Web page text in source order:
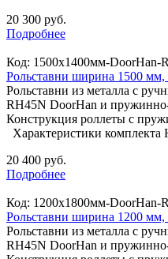
20 300 руб.
Подробнее
Код: 1500х1400мм-
Рольставни ширина 1500 мм,
Рольставни из металла с
RH45N DoorHan и
Конструкция роллеты с
Характеристики комплекта
20 400 руб.
Подробнее
Код: 1200х1800мм-
Рольставни ширина 1200 мм,
Рольставни из металла с
RH45N DoorHan и